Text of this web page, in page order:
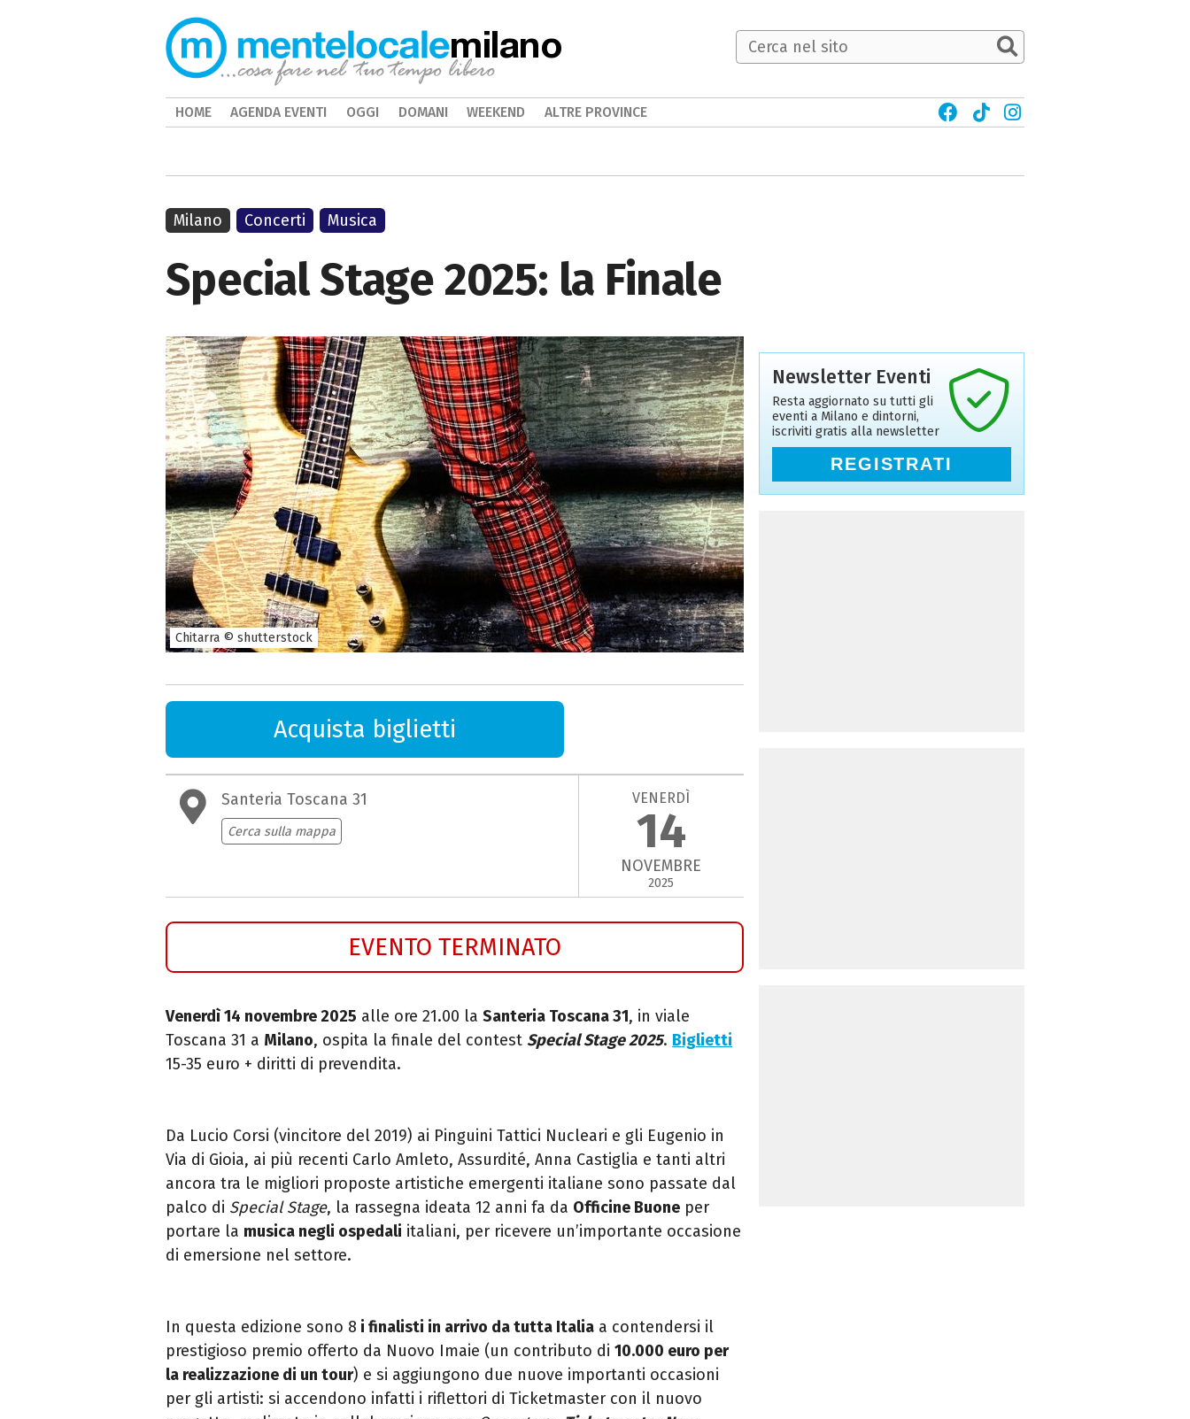
Special Stage 2025: la Finale
Chitarra © shutterstock
Acquista biglietti
Santeria Toscana 31
Cerca sulla mappa
VENERDÌ
14
NOVEMBRE
2025
EVENTO TERMINATO
Venerdì 14 novembre 2025 alle ore 21.00 la Santeria Toscana 31, in viale
Toscana 31 a Milano, ospita la finale del contest Special Stage 2025. Biglietti
15-35 euro + diritti di prevendita.
Da Lucio Corsi (vincitore del 2019) ai Pinguini Tattici Nucleari e gli Eugenio in
Via di Gioia, ai più recenti Carlo Amleto, Assurdité, Anna Castiglia e tanti altri
ancora tra le migliori proposte artistiche emergenti italiane sono passate dal
palco di Special Stage, la rassegna ideata 12 anni fa da Officine Buone per
portare la musica negli ospedali italiani, per ricevere un’importante occasione
di emersione nel settore.
In questa edizione sono 8 i finalisti in arrivo da tutta Italia a contendersi il
prestigioso premio offerto da Nuovo Imaie (un contributo di 10.000 euro per
la realizzazione di un tour) e si aggiungono due nuove importanti occasioni
per gli artisti: si accendono infatti i riflettori di Ticketmaster con il nuovo
Milano Concerti Musica
Newsletter Eventi
Resta aggiornato su tutti gli
eventi a Milano e dintorni,
iscriviti gratis alla newsletter
REGISTRATI
milano
HOME AGENDA EVENTI OGGI DOMANI WEEKEND ALTRE PROVINCE